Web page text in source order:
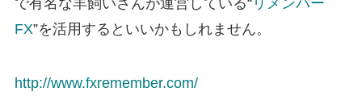
FX”を活用するといいかもしれません。
http://www.fxremember.com/